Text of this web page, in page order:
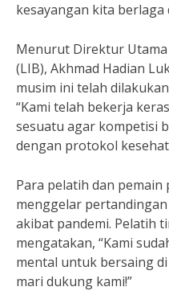
kesayangan kita berlaga
Menurut Direktur
(LIB), Akhmad Hadian
musim ini telah
“Kami telah bekerja
sesuatu agar kompetisi
dengan protokol
Para pelatih dan
menggelar
akibat pandemi. Pelatih
mengatakan, “Kami
mental untuk bersaing
mari dukung kami!”